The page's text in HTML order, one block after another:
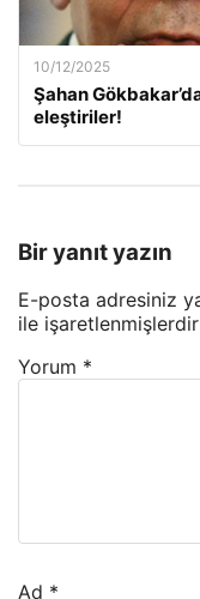
10/12/2025
Şahan
eleştiriler!
Bir yanıt yazın
E-posta adresiniz
ile işaretlenmişlerdir
Yorum *
Ad *